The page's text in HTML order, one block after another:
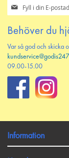
Prenumerera
på
nyhetsbrev
Behöver du
Var så god och skicka
09.00-15.00
Information